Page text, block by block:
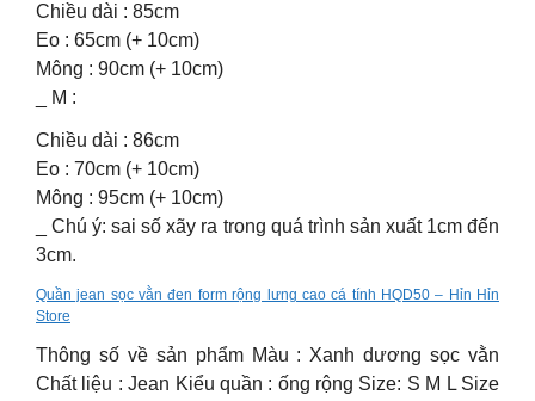
Chiều dài : 85cm
Eo : 65cm (+ 10cm)
Mông : 90cm (+ 10cm)
_ M :
Chiều dài : 86cm
Eo : 70cm (+ 10cm)
Mông : 95cm (+ 10cm)
_ Chú ý: sai số xãy ra trong quá trình sản xuất 1cm đến
3cm.
Quần jean sọc vằn đen form rộng lưng cao cá tính HQD50 – Hỉn Hỉn
Store
Thông số về sản phẩm Màu : Xanh dương sọc vằn
Chất liệu : Jean Kiểu quần : ống rộng Size: S M L Size